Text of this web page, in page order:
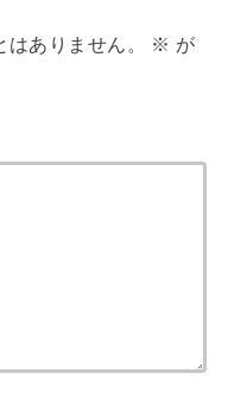
ありません。 ※ が